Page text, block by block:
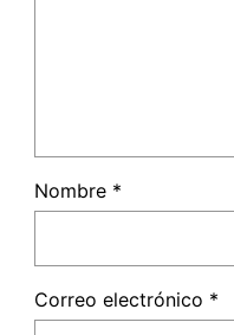
Nombre *
Correo electrónico *